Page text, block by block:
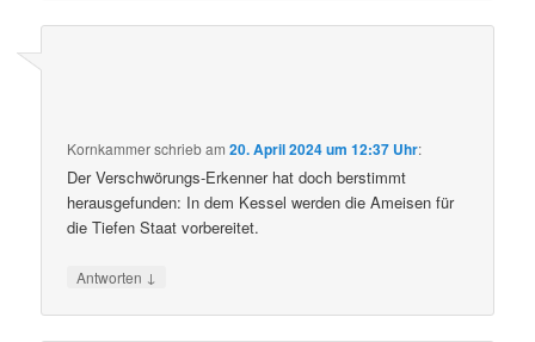
Kornkammerschriebam20. April 2024 um 12:37 Uhr:
Der Verschwörungs-Erkenner hat doch berstimmt
herausgefunden: In dem Kessel werden die Ameisen für
die Tiefen Staat vorbereitet.
Antworten ↓